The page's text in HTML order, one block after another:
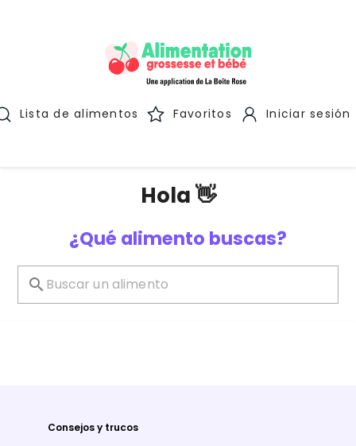
Lista de alimentos Favoritos Iniciar sesión
Hola 👋
¿Qué alimento buscas?
Consejos y trucos